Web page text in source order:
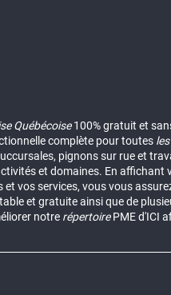
Québécoise100% gratuit et
complète pour toutes les
pignons sur rue et
et domaines. En affichant
vos services, vous vous
et gratuite ainsi que de
notre répertoirePME d'ICI